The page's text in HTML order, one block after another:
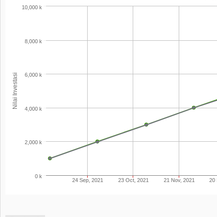
Nilai Investasi
24 Sep, 2021 23 Oct, 2021 21 Nov, 2021 20
0 k
2,000 k
4,000 k
6,000 k
8,000 k
10,000 k